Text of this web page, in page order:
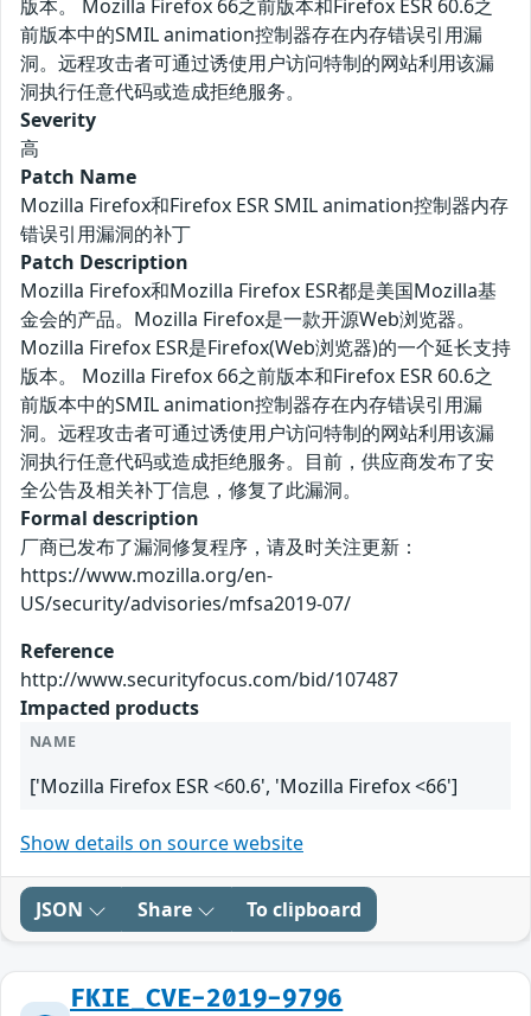
版本。 Mozilla Firefox 66之前版本和Firefox ESR 60.6之
前版本中的SMIL animation控制器存在内存错误引用漏
洞。远程攻击者可通过诱使用户访问特制的网站利用该漏
洞执行任意代码或造成拒绝服务。
Severity
高
Patch Name
Mozilla Firefox和Firefox ESR SMIL animation控制器内存
错误引用漏洞的补丁
Patch Description
Mozilla Firefox和Mozilla Firefox ESR都是美国Mozilla基
金会的产品。Mozilla Firefox是一款开源Web浏览器。
Mozilla Firefox ESR是Firefox(Web浏览器)的一个延长支持
版本。 Mozilla Firefox 66之前版本和Firefox ESR 60.6之
前版本中的SMIL animation控制器存在内存错误引用漏
洞。远程攻击者可通过诱使用户访问特制的网站利用该漏
洞执行任意代码或造成拒绝服务。目前，供应商发布了安
全公告及相关补丁信息，修复了此漏洞。
Formal description
厂商已发布了漏洞修复程序，请及时关注更新：
https://www.mozilla.org/en-
US/security/advisories/mfsa2019-07/
Reference
http://www.securityfocus.com/bid/107487
Impacted products
NAME
['Mozilla Firefox ESR <60.6', 'Mozilla Firefox <66']
Show details on source website
JSON Share To clipboard
FKIE_CVE-2019-9796